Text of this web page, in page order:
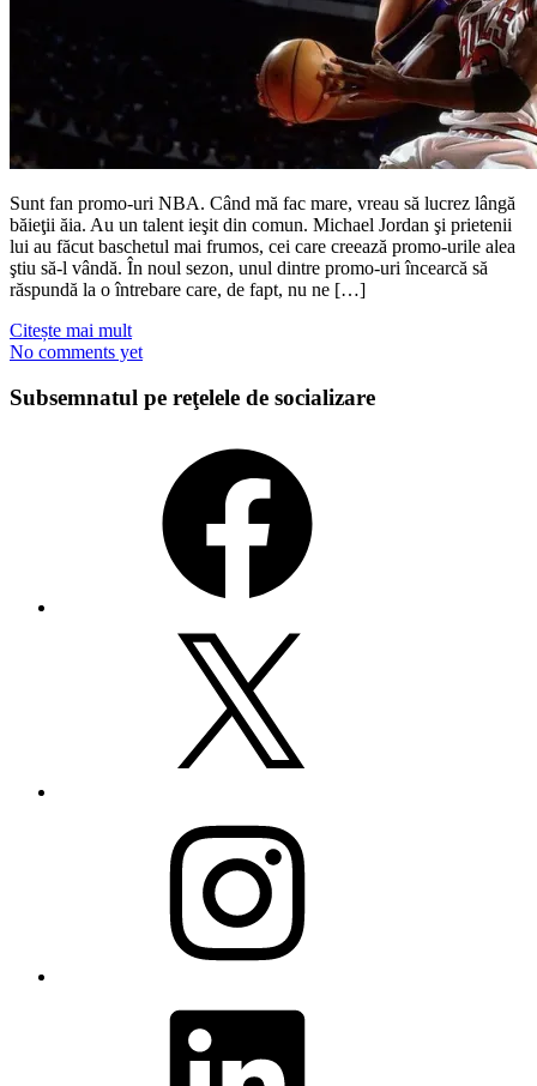
Sunt fan promo-uri NBA. Când mă fac mare, vreau să lucrez lângă
băieţii ăia. Au un talent ieşit din comun. Michael Jordan şi prietenii
lui au făcut baschetul mai frumos, cei care creează promo-urile alea
ştiu să-l vândă. În noul sezon, unul dintre promo-uri încearcă să
răspundă la o întrebare care, de fapt, nu ne […]
Citește mai mult
No comments yet
Subsemnatul pe reţelele de socializare